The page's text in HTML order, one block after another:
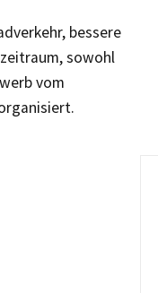
bessere
sowohl
vom